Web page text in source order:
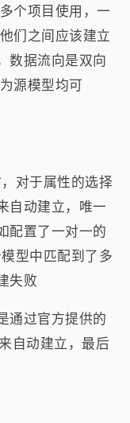
个项目使用，一
们之间应该建立
数据流向是双向
源模型均可
对于属性的选择
自动建立，唯一
配置了一对一的
型中匹配到了多
失败
通过官方提供的
来自动建立，最后